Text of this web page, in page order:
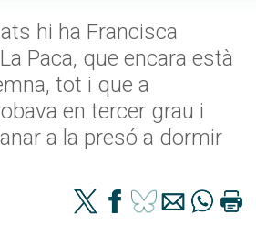
hi ha Francisca
Paca, que encara està
tot i que a
en tercer grau i
a la presó a dormir